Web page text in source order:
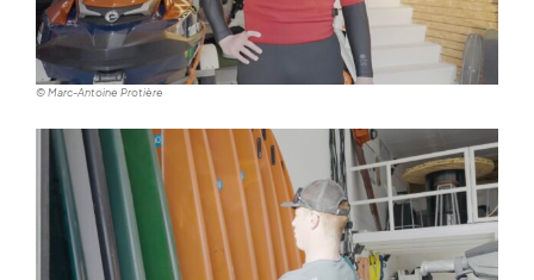
© Marc-Antoine Protière